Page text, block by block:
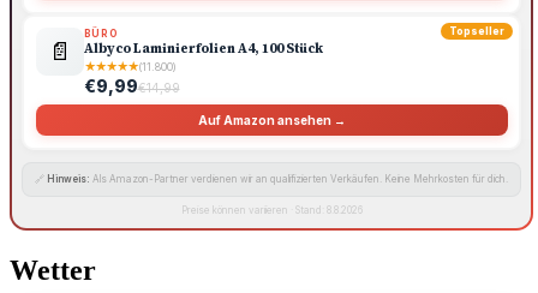
Topseller
📄
BÜRO
Albyco Laminierfolien A4, 100 Stück
★★★★★(11.800)
€9,99€14,99
Auf Amazon ansehen →
🔗 Hinweis: Als Amazon-Partner verdienen wir an qualifizierten Verkäufen. Keine Mehrkosten für dich.
Preise können variieren · Stand: 8.8.2026
Wetter